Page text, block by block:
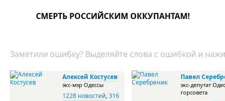
СМЕРТЬ РОССИЙСКИМ ОККУПАНТАМ!
Заметили ошибку? Выделяйте слова с ошибкой и
Алексей Костусев
экс-мэр Одессы
1228 новостей,316
Павел
экс-депутат
горсовета